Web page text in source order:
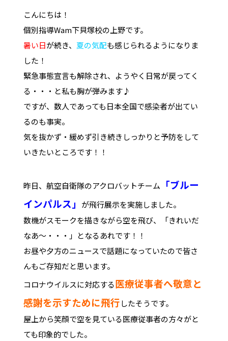
こんにちは！
個別指導Wam下貝塚校の上野です。
暑い日が続き、 夏の気配も感じられるようになりま
した！
緊急事態宣言も解除され、ようやく日常が戻ってく
る・・・と私も胸が弾みます♪
ですが、数人であっても日本全国で感染者が出てい
るのも事実。
気を抜かず・緩めず引き続きしっかりと予防をして
いきたいところです！！
昨日、航空自衛隊のアクロバットチーム
「ブルー
インパルス」
が飛行展示を実施しました。
数機がスモークを描きながら空を飛び、「きれいだ
なあ～・・・」となるあれです！！
お昼や夕方のニュースで話題になっていたので皆さ
んもご存知だと思います。
コロナウイルスに対応する医療従事者へ敬意と
感謝を示すために飛行したそうです。
屋上から笑顔で空を見ている医療従事者の方々がと
ても印象的でした。